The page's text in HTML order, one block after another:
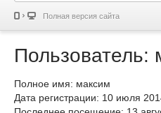
Полная версия сайта
Пользователь:
Полное имя: максим
Дата регистрации: 10 июля